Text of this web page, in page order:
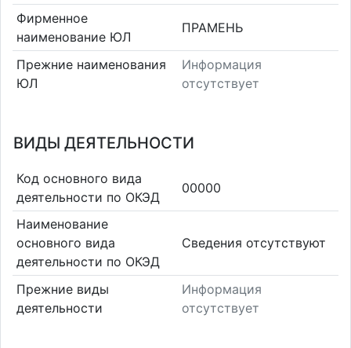
Фирменное
наименование ЮЛ
ПРАМЕНЬ
Прежние наименования
ЮЛ
Информация
отсутствует
ВИДЫ ДЕЯТЕЛЬНОСТИ
Код основного вида
деятельности по ОКЭД
00000
Наименование
основного вида
деятельности по ОКЭД
Cведения отсутствуют
Прежние виды
деятельности
Информация
отсутствует